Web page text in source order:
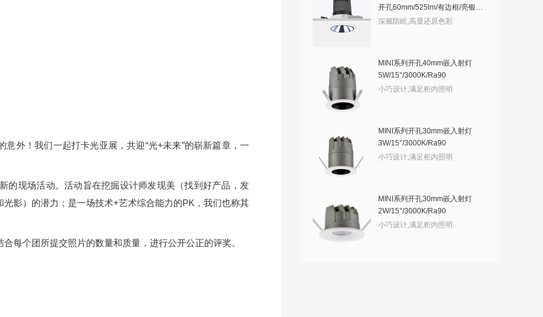
外！我们一起打卡光亚展，共迎“光+未来”的崭新篇章，一
的现场活动。活动旨在挖掘设计师发现美（找到好产品，发
影）的潜力；是一场技术+艺术综合能力的PK，我们也称其
每个团所提交照片的数量和质量，进行公开公正的评奖。
开孔60mm/525lm/有边框/亮银敞
口
深藏防眩,高显还原色彩
MINI系列开孔40mm嵌入射灯
5W/15°/3000K/Ra90
小巧设计,满足柜内照明
MINI系列开孔30mm嵌入射灯
3W/15°/3000K/Ra90
小巧设计,满足柜内照明
MINI系列开孔30mm嵌入射灯
2W/15°/3000K/Ra90
小巧设计,满足柜内照明